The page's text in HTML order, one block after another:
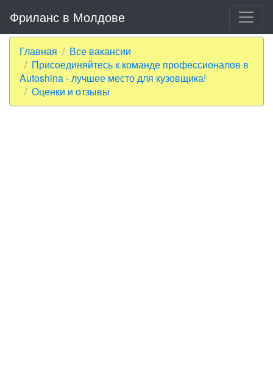
Фриланс в Молдове
Главная
Все вакансии
Присоединяйтесь к команде профессионалов в
Autoshina - лучшее место для кузовщика!
Оценки и отзывы